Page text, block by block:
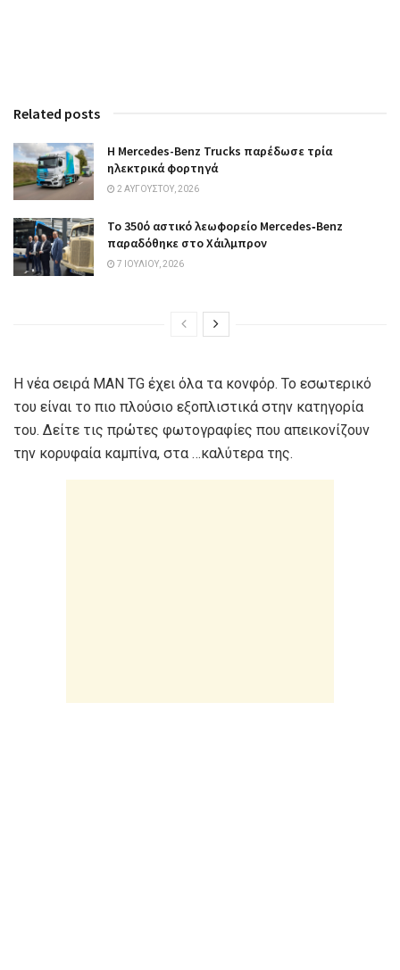
Related posts
Η Mercedes-Benz Trucks παρέδωσε τρία
ηλεκτρικά φορτηγά
2 ΑΥΓΟΎΣΤΟΥ, 2026
Το 350ό αστικό λεωφορείο Mercedes‑Benz
παραδόθηκε στο Χάιλμπρον
7 ΙΟΥΛΊΟΥ, 2026
Η νέα σειρά MAN TG έχει όλα τα κονφόρ. Το εσωτερικό
του είναι το πιο πλούσιο εξοπλιστικά στην κατηγορία
του. Δείτε τις πρώτες φωτογραφίες που απεικονίζουν
την κορυφαία καμπίνα, στα …καλύτερα της.